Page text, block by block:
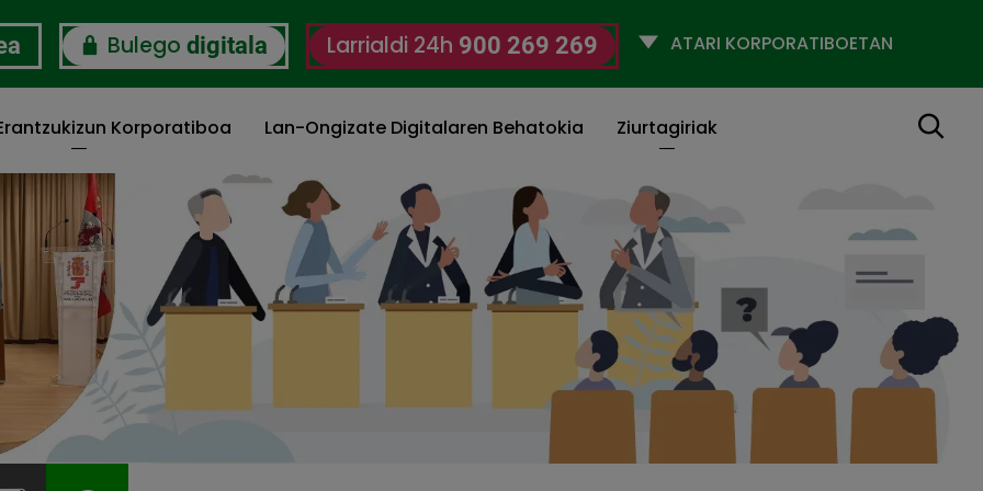
Bulego digitala Larrialdi 24h 900 269 269
Selecciona
Korporatiboa Lan-Ongizate Digitalaren Behatokia Ziurtagiriak Bilatu